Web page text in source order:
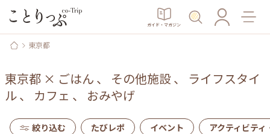
ガイド・マガジン
東京都
東京都 × ごはん 、 その他施設、 ライフスタイ
ル、 カフェ 、 おみやげ
絞り込む たびレポ イベント アクティビティ